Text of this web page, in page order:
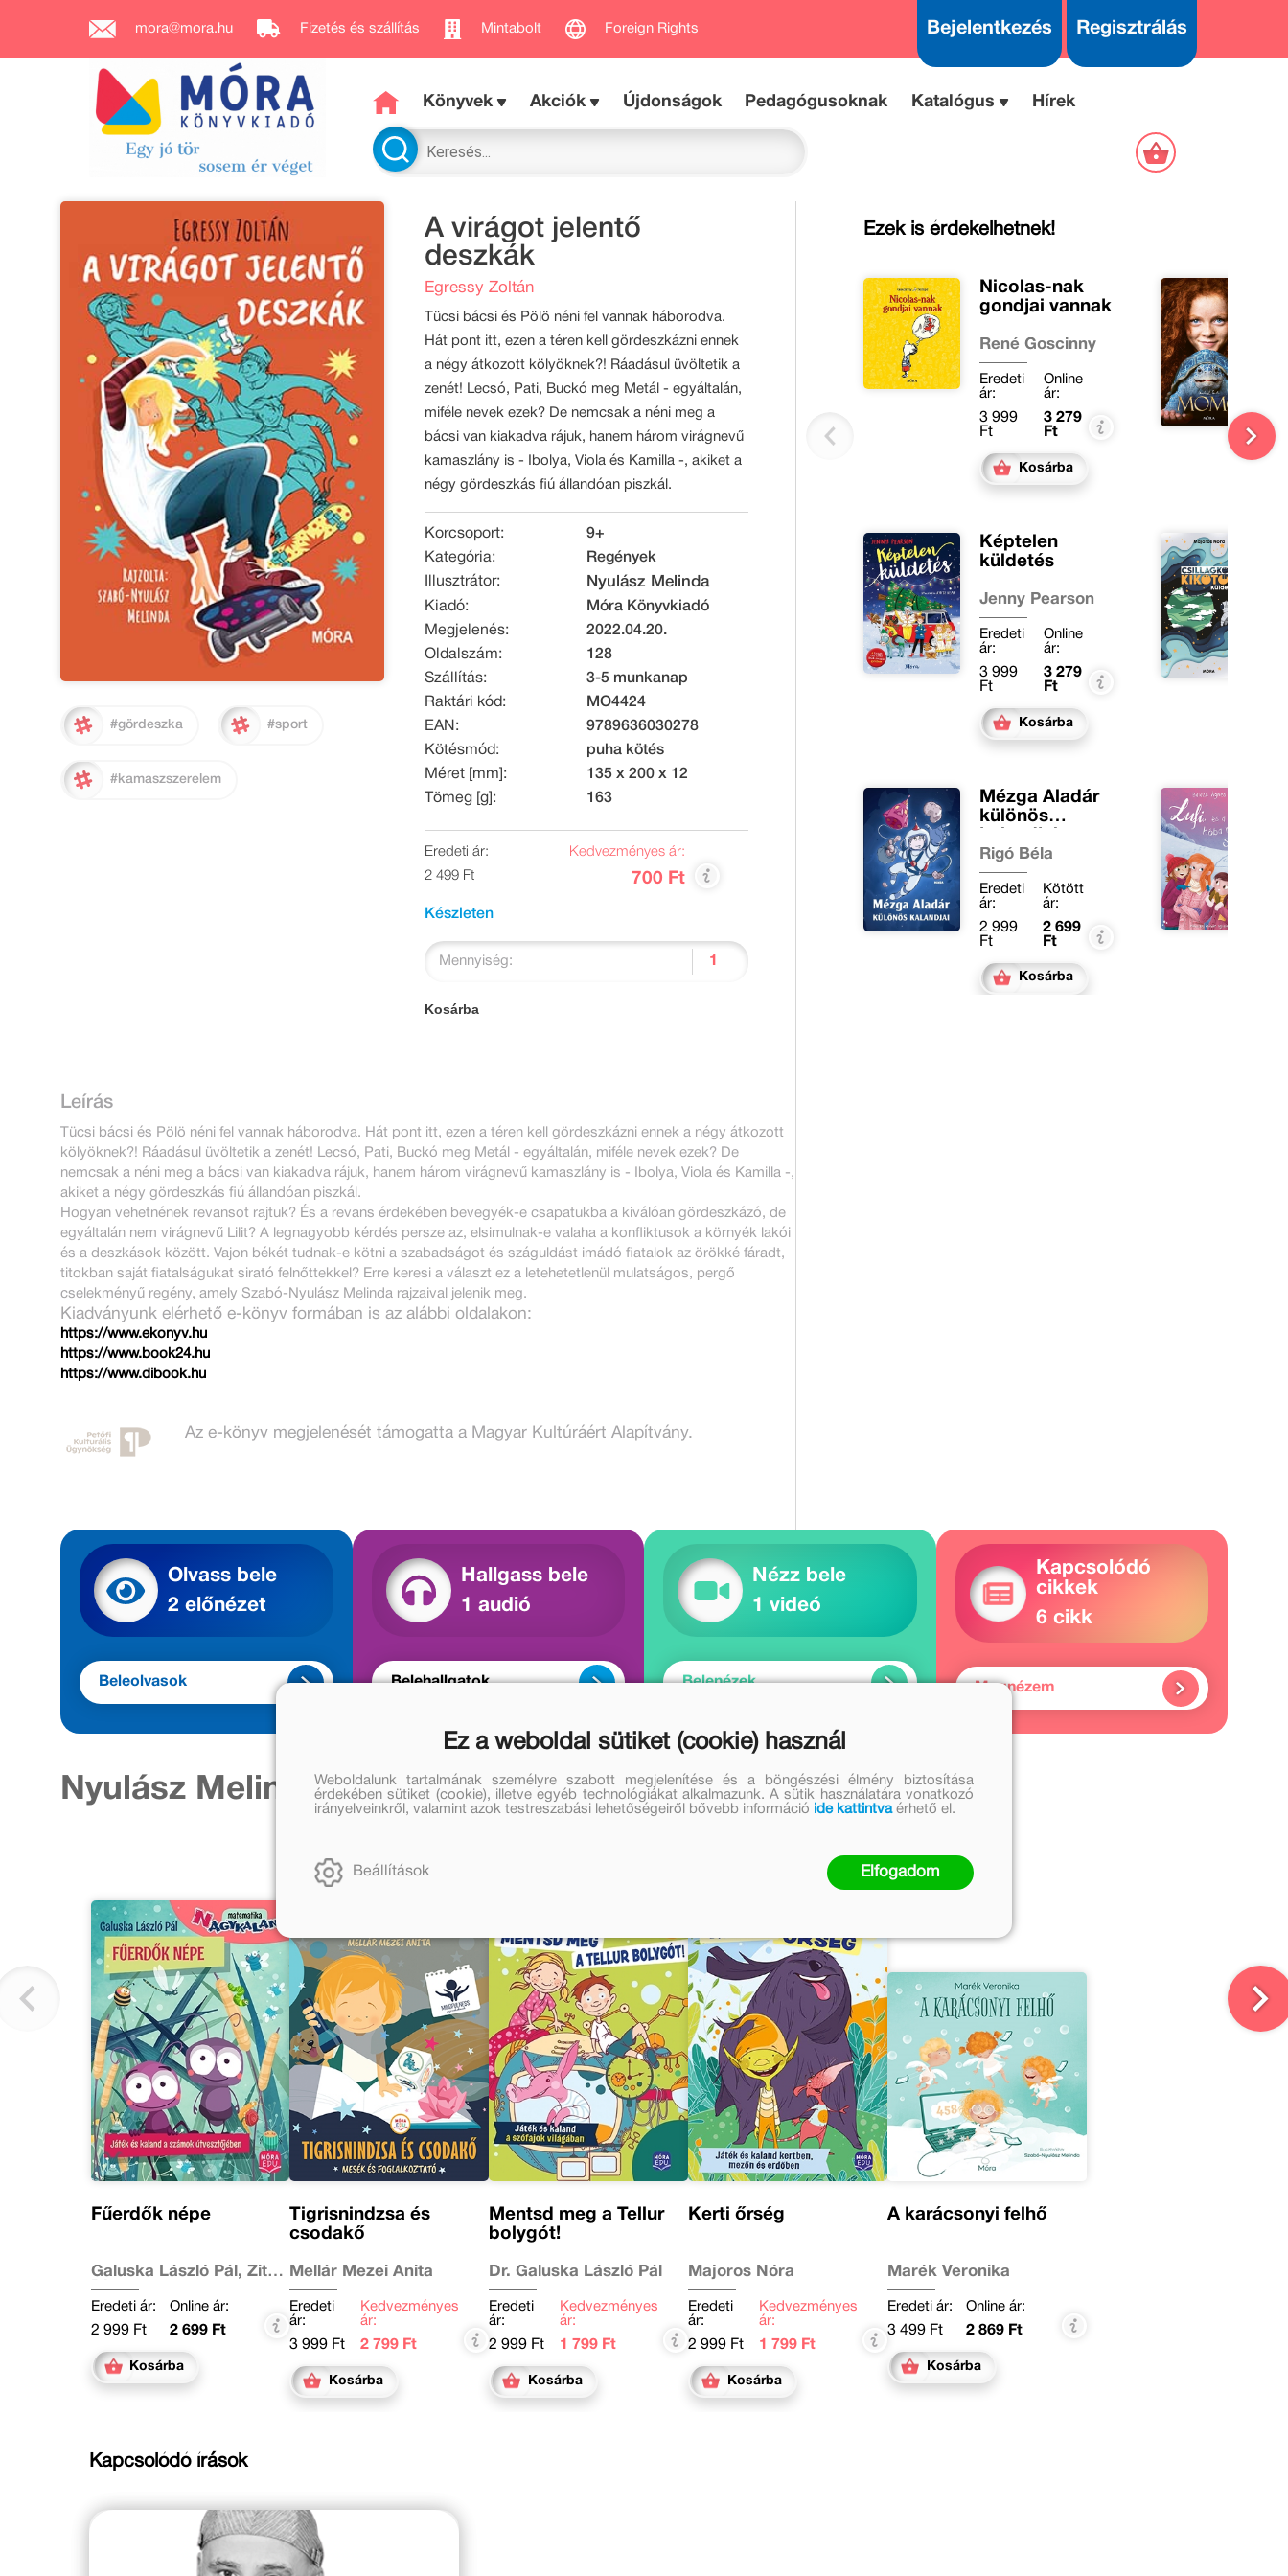
mora@mora.hu Fizetés és szállítás Mintabolt Foreign Rights Bejelentkezés Regisztrálás
Könyvek Akciók Újdonságok Pedagógusoknak Katalógus Hírek
#gördeszka #sport
#kamaszszerelem
A virágot jelentő
deszkák
Egressy Zoltán
Tücsi bácsi és Pölö néni fel vannak háborodva.
Hát pont itt, ezen a téren kell gördeszkázni ennek
a négy átkozott kölyöknek?! Ráadásul üvöltetik a
zenét! Lecsó, Pati, Buckó meg Metál - egyáltalán,
miféle nevek ezek? De nemcsak a néni meg a
bácsi van kiakadva rájuk, hanem három virágnevű
kamaszlány is - Ibolya, Viola és Kamilla -, akiket a
négy gördeszkás fiú állandóan piszkál.
Korcsoport:
9+
Kategória:
Regények
Illusztrátor:
Nyulász Melinda
Kiadó:
Móra Könyvkiadó
Megjelenés:
2022.04.20.
Oldalszám:
128
Szállítás:
3-5 munkanap
Raktári kód:
MO4424
EAN:
9789636030278
Kötésmód:
puha kötés
Méret [mm]:
135 x 200 x 12
Tömeg [g]:
163
Eredeti ár:
2 499 Ft
Kedvezményes ár:
700 Ft
Készleten
Mennyiség:
Kosárba
Leírás
Tücsi bácsi és Pölö néni fel vannak háborodva. Hát pont itt, ezen a téren kell gördeszkázni ennek a négy átkozott
kölyöknek?! Ráadásul üvöltetik a zenét! Lecsó, Pati, Buckó meg Metál - egyáltalán, miféle nevek ezek? De
nemcsak a néni meg a bácsi van kiakadva rájuk, hanem három virágnevű kamaszlány is - Ibolya, Viola és Kamilla -,
akiket a négy gördeszkás fiú állandóan piszkál.
Hogyan vehetnének revansot rajtuk? És a revans érdekében bevegyék-e csapatukba a kiválóan gördeszkázó, de
egyáltalán nem virágnevű Lilit? A legnagyobb kérdés persze az, elsimulnak-e valaha a konfliktusok a környék lakói
és a deszkások között. Vajon békét tudnak-e kötni a szabadságot és száguldást imádó fiatalok az örökké fáradt,
titokban saját fiatalságukat sirató felnőttekkel? Erre keresi a választ ez a letehetetlenül mulatságos, pergő
cselekményű regény, amely Szabó-Nyulász Melinda rajzaival jelenik meg.
Kiadványunk elérhető e-könyv formában is az alábbi oldalakon:
https://www.ekonyv.hu
https://www.book24.hu
https://www.dibook.hu
Az e-könyv megjelenését támogatta a Magyar Kultúráért Alapítvány.
Ezek is érdekelhetnek!
Nicolas-nak
gondjai vannak
René Goscinny
Eredeti
ár:
3 999
Ft
Online
ár:
3 279
Ft
Kosárba
Képtelen
küldetés
Jenny Pearson
Eredeti
ár:
3 999
Ft
Online
ár:
3 279
Ft
Kosárba
Mézga Aladár
különös
Rigó Béla
Eredeti
ár:
2 999
Ft
Kötött
ár:
2 699
Ft
Kosárba
Olvass bele
2 előnézet
Beleolvasok
Hallgass bele
1 audió
Belehallgatok
Nézz bele
1 videó
Belenézek
Kapcsolódó
cikkek
6 cikk
Megnézem
Nyulász Melinda további művei
Fűerdők népe
Galuska László Pál, Zita
Diana
Eredeti ár:
2 999 Ft
Online ár:
2 699 Ft
Kosárba
Tigrisnindzsa és
csodakő
Mellár Mezei Anita
Eredeti
ár:
3 999 Ft
Kedvezményes
ár:
2 799 Ft
Kosárba
Mentsd meg a Tellur
bolygót!
Dr. Galuska László Pál
Eredeti
ár:
2 999 Ft
Kedvezményes
ár:
1 799 Ft
Kosárba
Kerti őrség
Majoros Nóra
Eredeti
ár:
2 999 Ft
Kedvezményes
ár:
1 799 Ft
Kosárba
A karácsonyi felhő
Marék Veronika
Eredeti ár:
3 499 Ft
Online ár:
2 869 Ft
Kosárba
Kapcsolódó írások
Ez a weboldal sütiket (cookie) használ
Weboldalunk tartalmának személyre szabott megjelenítése és a böngészési élmény biztosítása
érdekében sütiket (cookie), illetve egyéb technológiákat alkalmazunk. A sütik használatára vonatkozó
irányelveinkről, valamint azok testreszabási lehetőségeiről bővebb információ ide kattintvaérhető el.
Beállítások Elfogadom